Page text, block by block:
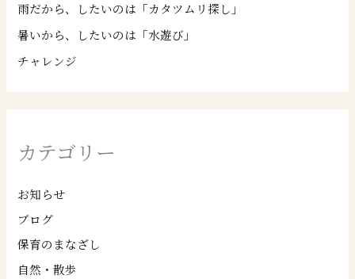
雨だから、したいのは「カタツムリ探し」
暑いから、したいのは「水遊び」
チャレンジ
カテゴリー
お知らせ
ブログ
保育のまなざし
自然・散歩